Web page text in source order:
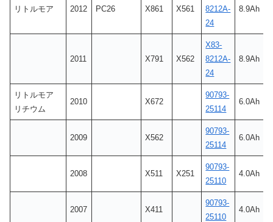
リトルモア 2012 PC26 X861 X561
8212A-
24
8.9Ah
2011 X791 X562
X83-
8212A-
24
8.9Ah
リトルモア
リチウム
2010 X672
90793-
25114
6.0Ah
2009 X562
90793-
25114
6.0Ah
2008 X511 X251
90793-
25110
4.0Ah
2007 X411
90793-
25110
4.0Ah